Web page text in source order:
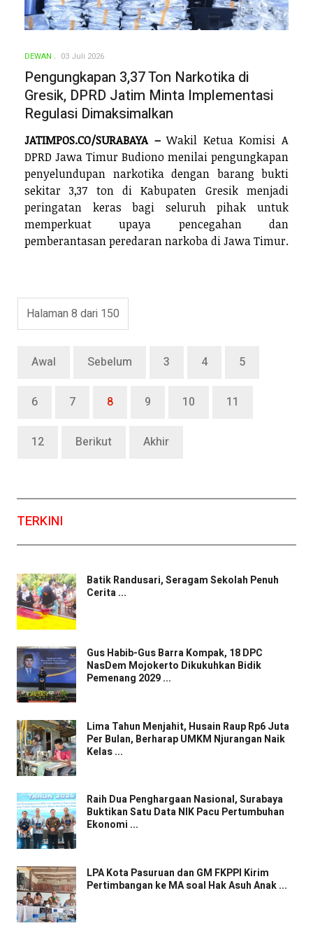
DEWAN 03 Juli 2026
Pengungkapan 3,37 Ton Narkotika di
Gresik, DPRD Jatim Minta Implementasi
Regulasi Dimaksimalkan
JATIMPOS.CO/SURABAYA –Wakil Ketua Komisi A
DPRD Jawa Timur Budiono menilai pengungkapan
penyelundupan narkotika dengan barang bukti
sekitar 3,37 ton di Kabupaten Gresik menjadi
peringatan keras bagi seluruh pihak untuk
memperkuat upaya pencegahan dan
pemberantasan peredaran narkoba di Jawa Timur.
Halaman 8 dari 150
Awal Sebelum 3 4 5
6 7 8 9 10 11
12 Berikut Akhir
TERKINI
Batik Randusari, Seragam Sekolah Penuh
Cerita ...
Gus Habib-Gus Barra Kompak, 18 DPC
NasDem Mojokerto Dikukuhkan Bidik
Pemenang 2029 ...
Lima Tahun Menjahit, Husain Raup Rp6 Juta
Per Bulan, Berharap UMKM Njurangan Naik
Kelas ...
Raih Dua Penghargaan Nasional, Surabaya
Buktikan Satu Data NIK Pacu Pertumbuhan
Ekonomi ...
LPA Kota Pasuruan dan GM FKPPI Kirim
Pertimbangan ke MA soal Hak Asuh Anak ...